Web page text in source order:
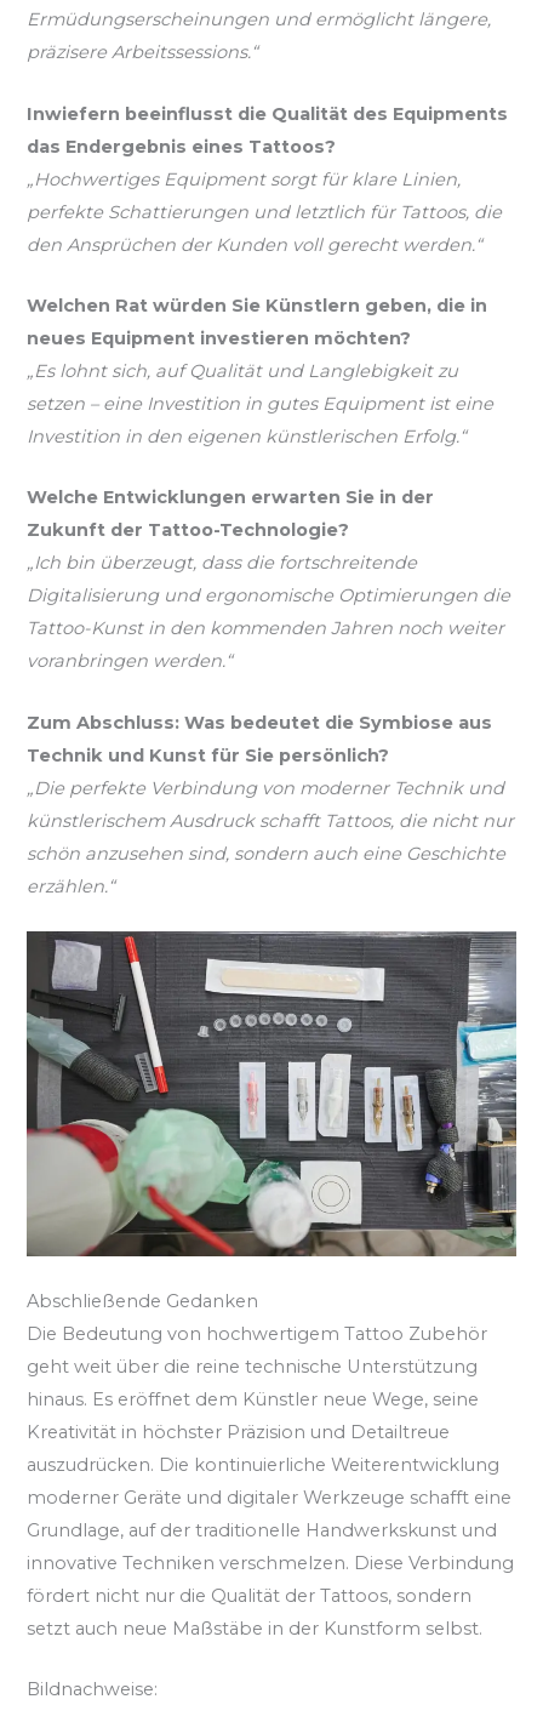
Ermüdungserscheinungen und ermöglicht längere,
präzisere Arbeitssessions.“
Inwiefern beeinflusst die Qualität des Equipments
das Endergebnis eines Tattoos?
„Hochwertiges Equipment sorgt für klare Linien,
perfekte Schattierungen und letztlich für Tattoos, die
den Ansprüchen der Kunden voll gerecht werden.“
Welchen Rat würden Sie Künstlern geben, die in
neues Equipment investieren möchten?
„Es lohnt sich, auf Qualität und Langlebigkeit zu
setzen – eine Investition in gutes Equipment ist eine
Investition in den eigenen künstlerischen Erfolg.“
Welche Entwicklungen erwarten Sie in der
Zukunft der Tattoo-Technologie?
„Ich bin überzeugt, dass die fortschreitende
Digitalisierung und ergonomische Optimierungen die
Tattoo-Kunst in den kommenden Jahren noch weiter
voranbringen werden.“
Zum Abschluss: Was bedeutet die Symbiose aus
Technik und Kunst für Sie persönlich?
„Die perfekte Verbindung von moderner Technik und
künstlerischem Ausdruck schafft Tattoos, die nicht nur
schön anzusehen sind, sondern auch eine Geschichte
erzählen.“
Abschließende Gedanken
Die Bedeutung von hochwertigem Tattoo Zubehör
geht weit über die reine technische Unterstützung
hinaus. Es eröffnet dem Künstler neue Wege, seine
Kreativität in höchster Präzision und Detailtreue
auszudrücken. Die kontinuierliche Weiterentwicklung
moderner Geräte und digitaler Werkzeuge schafft eine
Grundlage, auf der traditionelle Handwerkskunst und
innovative Techniken verschmelzen. Diese Verbindung
fördert nicht nur die Qualität der Tattoos, sondern
setzt auch neue Maßstäbe in der Kunstform selbst.
Bildnachweise: